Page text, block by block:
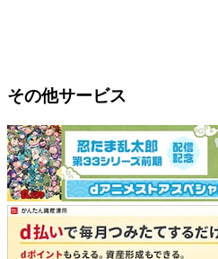
その他サービス